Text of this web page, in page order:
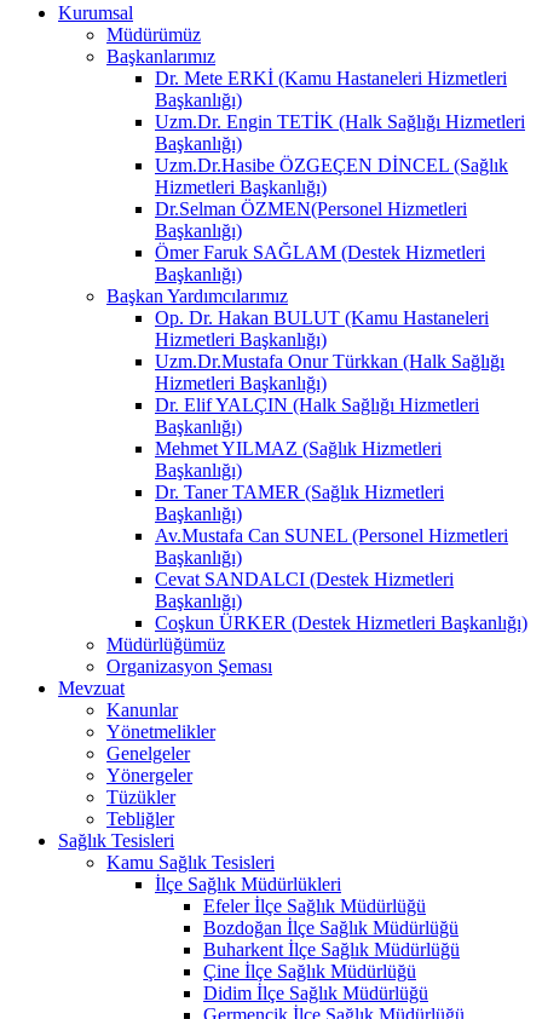
Kurumsal
Müdürümüz
Başkanlarımız
Dr. Mete ERKİ (Kamu Hastaneleri Hizmetleri
Başkanlığı)
Uzm.Dr. Engin TETİK (Halk Sağlığı Hizmetleri
Başkanlığı)
Uzm.Dr.Hasibe ÖZGEÇEN DİNCEL (Sağlık
Hizmetleri Başkanlığı)
Dr.Selman ÖZMEN(Personel Hizmetleri
Başkanlığı)
Ömer Faruk SAĞLAM (Destek Hizmetleri
Başkanlığı)
Başkan Yardımcılarımız
Op. Dr. Hakan BULUT (Kamu Hastaneleri
Hizmetleri Başkanlığı)
Uzm.Dr.Mustafa Onur Türkkan (Halk Sağlığı
Hizmetleri Başkanlığı)
Dr. Elif YALÇIN (Halk Sağlığı Hizmetleri
Başkanlığı)
Mehmet YILMAZ (Sağlık Hizmetleri
Başkanlığı)
Dr. Taner TAMER (Sağlık Hizmetleri
Başkanlığı)
Av.Mustafa Can SUNEL (Personel Hizmetleri
Başkanlığı)
Cevat SANDALCI (Destek Hizmetleri
Başkanlığı)
Coşkun ÜRKER (Destek Hizmetleri Başkanlığı)
Müdürlüğümüz
Organizasyon Şeması
Mevzuat
Kanunlar
Yönetmelikler
Genelgeler
Yönergeler
Tüzükler
Tebliğler
Sağlık Tesisleri
Kamu Sağlık Tesisleri
İlçe Sağlık Müdürlükleri
Efeler İlçe Sağlık Müdürlüğü
Bozdoğan İlçe Sağlık Müdürlüğü
Buharkent İlçe Sağlık Müdürlüğü
Çine İlçe Sağlık Müdürlüğü
Didim İlçe Sağlık Müdürlüğü
Germencik İlçe Sağlık Müdürlüğü